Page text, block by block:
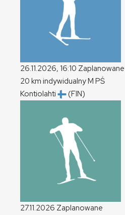
26.11.2026, 16:10 Zaplanowane
20 km indywidualnyM PŚ
Kontiolahti
(FIN)
27.11.2026 Zaplanowane